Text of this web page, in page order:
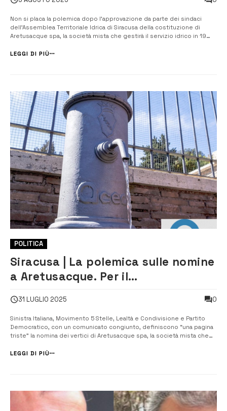
Non si placa la polemica dopo l’approvazione da parte dei sindaci
dell’Assemblea Territoriale Idrica di Siracusa della costituzione di
Aretusacque spa, la società mista che gestirà il servizio idrico in 19
Francofonte Futura attacca quella che definisce “la strana posizione
LEGGI DI PIÙ
POLITICA
Siracusa | La polemica sulle nomine
a Aretusacque. Per il
31 LUGLIO 2025 0
Sinistra Italiana, Movimento 5 Stelle, Lealtà e Condivisione e Partito
Democratico, con un comunicato congiunto, definiscono “una pagina
triste” la nomina dei vertici di Aretusacque spa, la società mista che
prossimi trent’anni. Piergiorgio Gerratana, segretario provinciale del
LEGGI DI PIÙ